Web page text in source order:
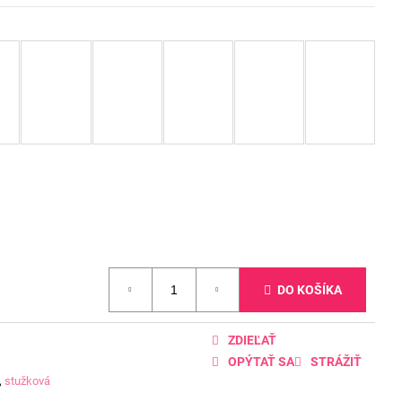
DO KOŠÍKA
, stužková
OPÝTAŤ SA STRÁŽIŤ
ZDIEĽAŤ